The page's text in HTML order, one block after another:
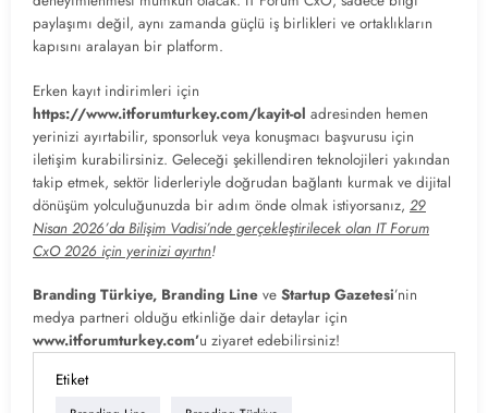
paylaşımı değil, aynı zamanda güçlü iş birlikleri ve ortaklıkların
kapısını aralayan bir platform.
Erken kayıt indirimleri için
https://www.itforumturkey.com/kayit-ol adresinden hemen
yerinizi ayırtabilir, sponsorluk veya konuşmacı başvurusu için
iletişim kurabilirsiniz. Geleceği şekillendiren teknolojileri yakından
takip etmek, sektör liderleriyle doğrudan bağlantı kurmak ve dijital
dönüşüm yolculuğunuzda bir adım önde olmak istiyorsanız, 29
Nisan 2026’da Bilişim Vadisi’nde gerçekleştirilecek olan IT Forum
CxO 2026 için yerinizi ayırtın!
Branding Türkiye, Branding Line ve Startup Gazetesi’nin
medya partneri olduğu etkinliğe dair detaylar için
www.itforumturkey.com’u ziyaret edebilirsiniz!
Etiket